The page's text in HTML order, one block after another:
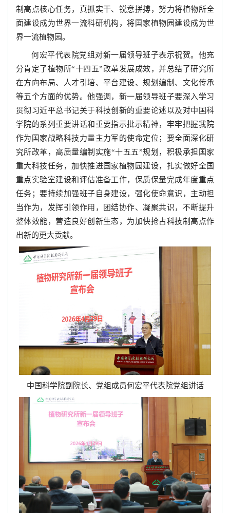
制高点核心任务，真抓实干、锐意拼搏，努力将植物所全
面建设成为世界一流科研机构，将国家植物园建设成为世
界一流植物园。
何宏平代表院党组对新一届领导班子表示祝贺。他充
分肯定了植物所“十四五”改革发展成效，并总结了研究所
在方向布局、人才引培、平台建设、规划编制、文化传承
等五个方面的优势。他强调，新一届领导班子要深入学习
贯彻习近平总书记关于科技创新的重要论述以及对中国科
学院的系列重要讲话和重要指示批示精神，牢牢把握我院
作为国家战略科技力量主力军的使命定位；要全面深化研
究所改革，高质量编制实施“十五五”规划，积极承担国家
重大科技任务，加快推进国家植物园建设，扎实做好全国
重点实验室建设和评估准备工作，保质保量完成年度重点
任务；要持续加强班子自身建设，强化使命意识，主动担
当作为，发挥引领作用，团结协作、凝聚共识，不断提升
整体效能，营造良好创新生态，为加快抢占科技制高点作
出新的更大贡献。
中国科学院副院长、党组成员何宏平代表院党组讲话